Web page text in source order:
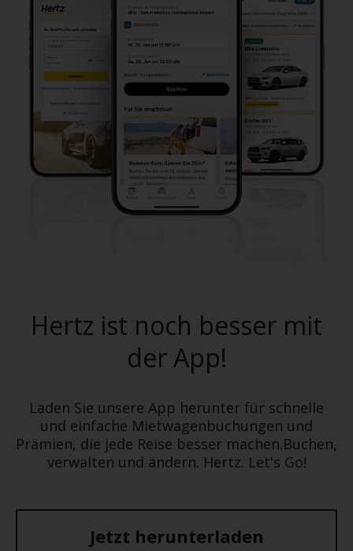
Hertz ist noch besser mit
der App!
Laden Sie unsere App herunter für schnelle
und einfache Mietwagenbuchungen und
Prämien, die jede Reise besser machen.Buchen,
verwalten und ändern. Hertz. Let's Go!
Jetzt herunterladen